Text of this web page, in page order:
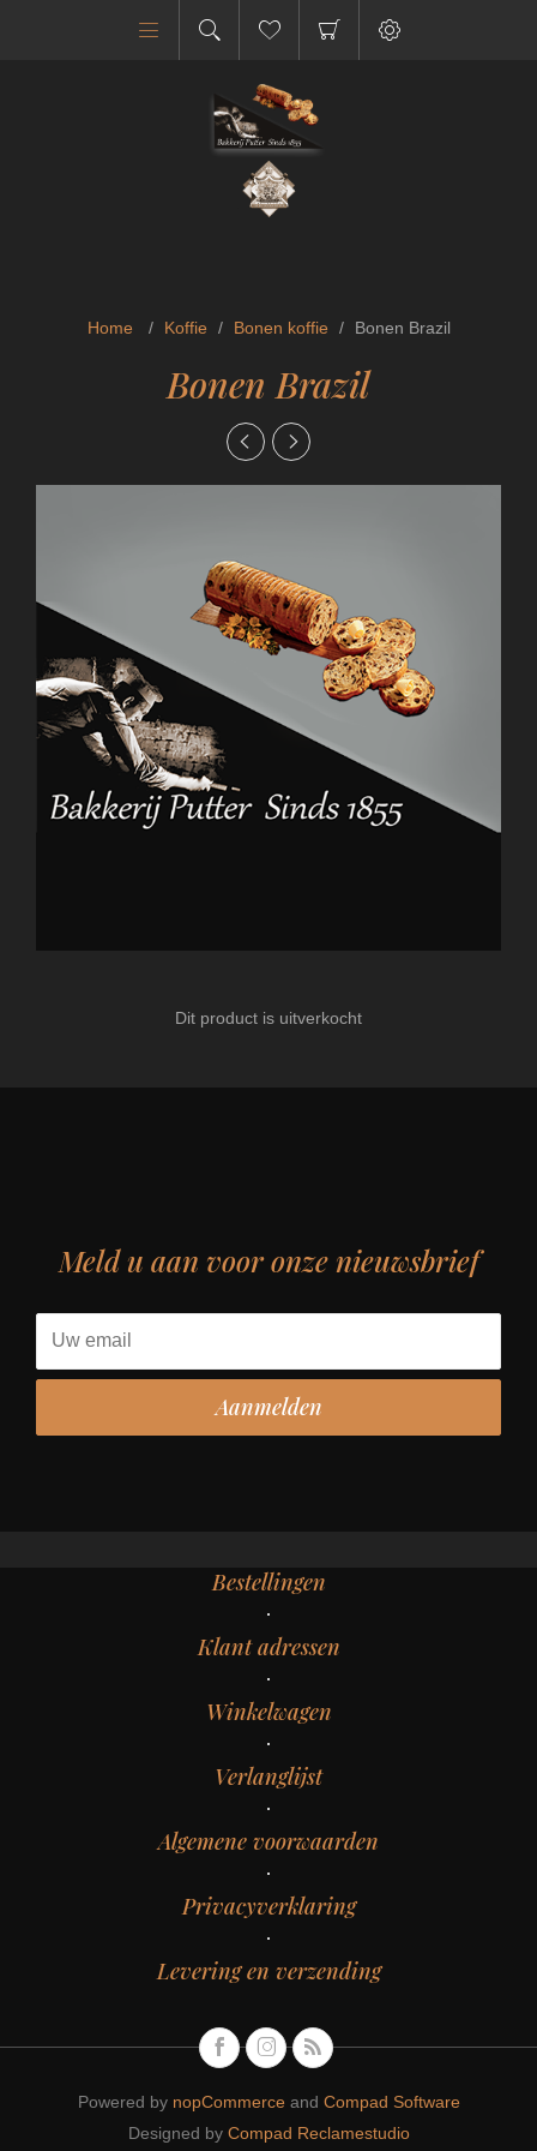
Home / Koffie / Bonen koffie / Bonen Brazil
Bonen Brazil
Dit product is uitverkocht
Meld u aan voor onze nieuwsbrief
Bestellingen
Klant adressen
Winkelwagen
Verlanglijst
Algemene voorwaarden
Privacyverklaring
Levering en verzending
Powered by nopCommerceand Compad Software
Designed by Compad Reclamestudio